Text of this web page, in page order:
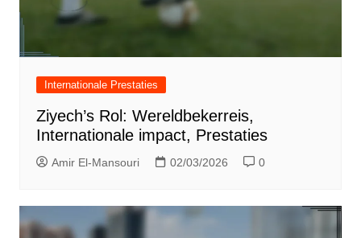
Internationale Prestaties
Ziyech’s Rol: Wereldbekerreis,
Internationale impact, Prestaties
Amir El-Mansouri 02/03/2026 0